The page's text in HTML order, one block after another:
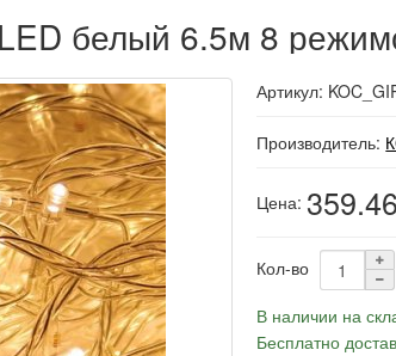
белый 6.5м 8
Артикул:
Производитель:
Цена: 359.46
Кол-во
В наличии на
Бесплатно